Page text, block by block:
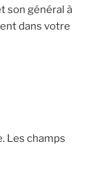
son général à
dans votre
Les champs